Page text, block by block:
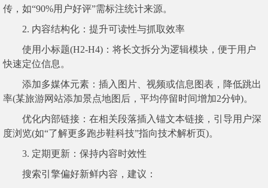
传，如“90%用户好评”需标注统计来源。
2. 内容结构化：提升可读性与抓取效率
使用小标题(H2-H4)：将长文拆分为逻辑模块，便于用户
快速定位信息。
添加多媒体元素：插入图片、视频或信息图表，降低跳出
率(某旅游网站添加景点地图后，平均停留时间增加2分钟)。
优化内部链接：在相关段落插入锚文本链接，引导用户深
度浏览(如“了解更多跑步鞋科技”指向技术解析页)。
3. 定期更新：保持内容时效性
搜索引擎偏好新鲜内容，建议：